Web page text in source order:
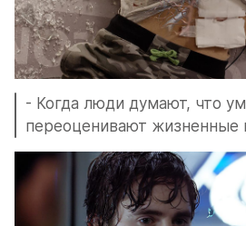
- Когда люди думают, что
переоценивают жизненные